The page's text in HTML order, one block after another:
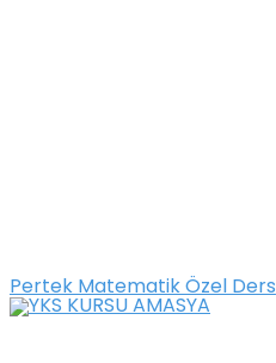
Pertek Matematik Özel Ders